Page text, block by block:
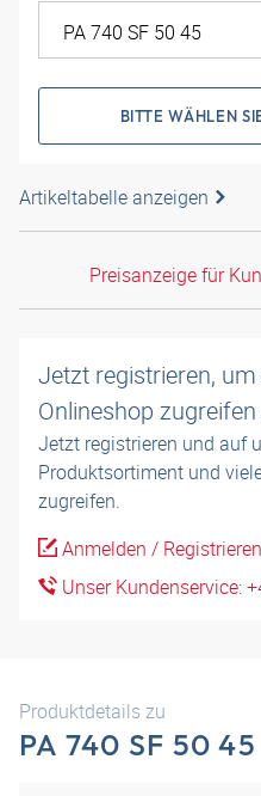
BITTE WÄHLEN
Artikeltabelle anzeigen
Preisanzeige für
Jetzt registrieren,
Onlineshop
Jetzt registrieren und auf
Produktsortiment und
zugreifen.
Anmelden / Registrieren
Unser Kundenservice:
Produktdetails zu
PA 740 SF 50 45